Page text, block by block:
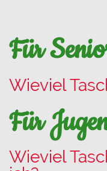
Für
Wieviel
Für
Wieviel